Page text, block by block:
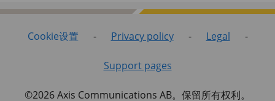
Cookie设置 - Privacy policy - Legal -
Support pages
©2026 Axis Communications AB。保留所有权利。